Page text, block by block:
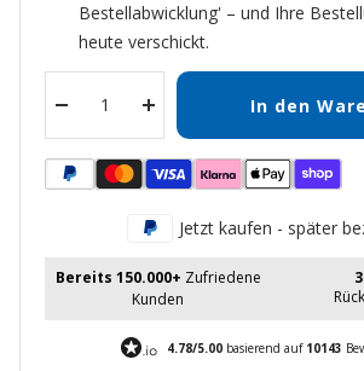
Bestellabwicklung' – und Ihre
heute verschickt.
Menge
verringern
Menge
erhöhen
In den
Jetzt kaufen - später
Bereits 150.000+ Zufriedene
Kunden
4.78/5.00basierend auf 10143